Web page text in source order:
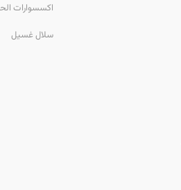
اكسسوارات
سلال غسيل